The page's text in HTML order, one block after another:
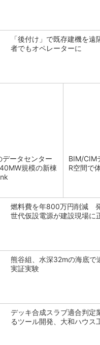
「後付け」で既存建機を
者でもオペレーターに
データセンター
40MW規模の新棟
BIM/CIM
R空間で
燃料費を年800万円削減
世代仮設電源が建設現場に
熊谷組、水深32mの海底で
実証実験
デッキ合成スラブ適合判定
るツール開発、大和ハウス